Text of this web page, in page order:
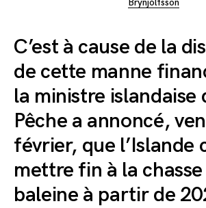
C’est à cause de la
de cette manne
la ministre islandaise
Pêche a annoncé,
février, que l’Islande
mettre fin à la chasse
baleine à partir de